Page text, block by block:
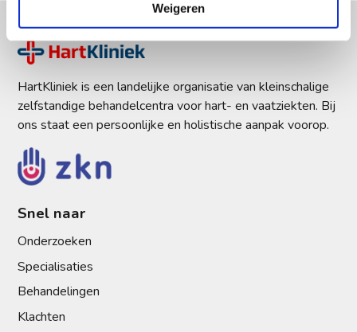
Weigeren
HartKliniek is een landelijke organisatie van kleinschalige
zelfstandige behandelcentra voor hart- en vaatziekten. Bij
ons staat een persoonlijke en holistische aanpak voorop.
Snel naar
Onderzoeken
Specialisaties
Behandelingen
Klachten